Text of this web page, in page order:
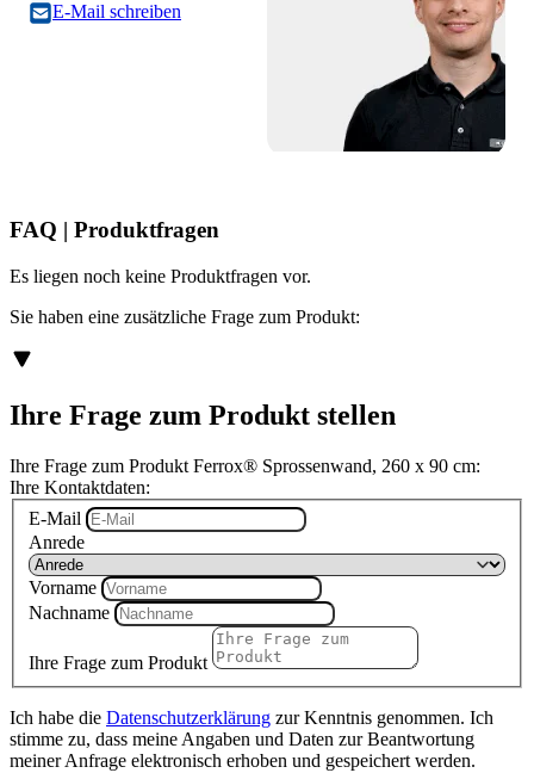
E-Mail schreiben
FAQ | Produktfragen
Es liegen noch keine Produktfragen vor.
Sie haben eine zusätzliche Frage zum Produkt:
Ihre Frage zum Produkt stellen
Ihre Frage zum Produkt Ferrox® Sprossenwand, 260 x 90 cm:
Ihre Kontaktdaten:
E-Mail
Anrede
Vorname
Nachname
Ihre Frage zum Produkt
Ich habe die Datenschutzerklärung zur Kenntnis genommen. Ich
stimme zu, dass meine Angaben und Daten zur Beantwortung
meiner Anfrage elektronisch erhoben und gespeichert werden.